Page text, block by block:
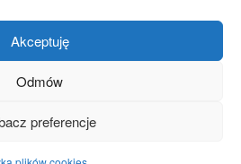
Akceptuję
Odmów
preferencje
2823